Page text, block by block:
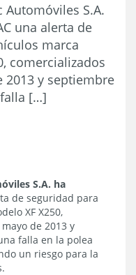
Automóviles S.A.
una alerta de
marca
comercializados
2013 y septiembre
[…]
S.A. ha
de seguridad para
XF X250,
de 2013 y
falla en la polea
un riesgo para la